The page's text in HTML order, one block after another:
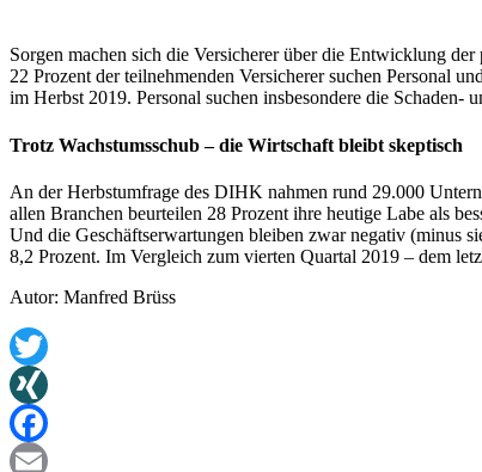
Sorgen machen sich die Versicherer über die Entwicklung
22 Prozent der teilnehmenden Versicherer suchen Personal
im Herbst 2019. Personal suchen insbesondere die
Trotz Wachstumsschub – die Wirtschaft bleibt skeptisch
An der Herbstumfrage des DIHK nahmen rund 29.000
allen Branchen beurteilen 28 Prozent ihre heutige Labe als
Und die Geschäftserwartungen bleiben zwar negativ (minus
8,2 Prozent. Im Vergleich zum vierten Quartal 2019 – dem
Autor: Manfred Brüss
Twitter
XING
Facebook